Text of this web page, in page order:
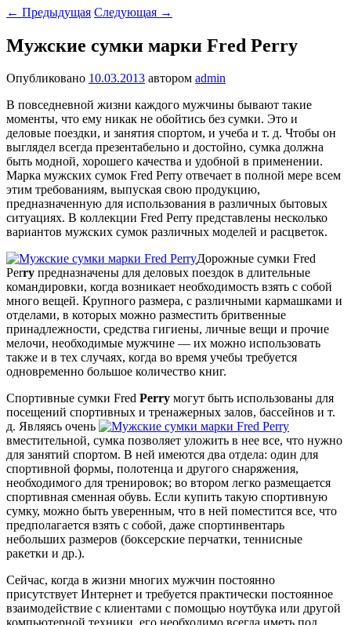
← Предыдущая Следующая →
Мужские сумки марки Fred Perry
Опубликовано 10.03.2013 автором admin
В повседневной жизни каждого мужчины бывают такие
моменты, что ему никак не обойтись без сумки. Это и
деловые поездки, и занятия спортом, и учеба и т. д. Чтобы он
выглядел всегда презентабельно и достойно, сумка должна
быть модной, хорошего качества и удобной в применении.
Марка мужских сумок Fred Perry отвечает в полной мере всем
этим требованиям, выпуская свою продукцию,
предназначенную для использования в различных бытовых
ситуациях. В коллекции Fred Perry представлены несколько
вариантов мужских сумок различных моделей и расцветок.
Дорожные сумки Fred
Perry предназначены для деловых поездок в длительные
командировки, когда возникает необходимость взять с собой
много вещей. Крупного размера, с различными кармашками и
отделами, в которых можно разместить бритвенные
принадлежности, средства гигиены, личные вещи и прочие
мелочи, необходимые мужчине — их можно использовать
также и в тех случаях, когда во время учебы требуется
одновременно большое количество книг.
Спортивные сумки Fred Perry могут быть использованы для
посещений спортивных и тренажерных залов, бассейнов и т.
д. Являясь очень
вместительной, сумка позволяет уложить в нее все, что нужно
для занятий спортом. В ней имеются два отдела: один для
спортивной формы, полотенца и другого снаряжения,
необходимого для тренировок; во втором легко размещается
спортивная сменная обувь. Если купить такую спортивную
сумку, можно быть уверенным, что в ней поместится все, что
предполагается взять с собой, даже спортинвентарь
небольших размеров (боксерские перчатки, теннисные
ракетки и др.).
Сейчас, когда в жизни многих мужчин постоянно
присутствует Интернет и требуется практически постоянное
взаимодействие с клиентами с помощью ноутбука или другой